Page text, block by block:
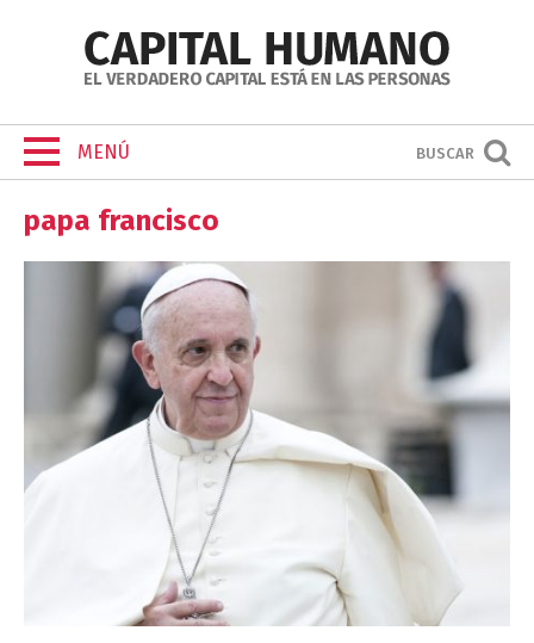
MENÚ BUSCAR
papa francisco